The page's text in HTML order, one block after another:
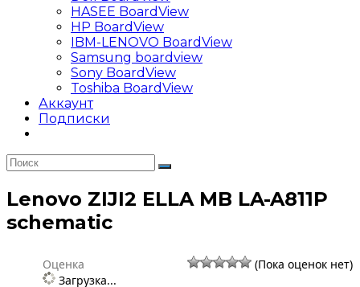
HASEE BoardView
HP BoardView
IBM-LENOVO BoardView
Samsung boardview
Sony BoardView
Toshiba BoardView
Аккаунт
Подписки
Lenovo ZIJI2 ELLA MB LA-A811P
schematic
Оценка
(Пока оценок нет)
Загрузка...